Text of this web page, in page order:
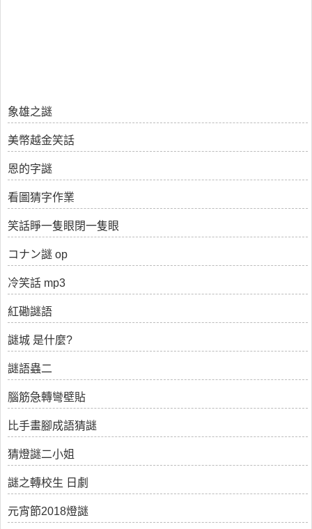
象雄之謎
美幣越金笑話
恩的字謎
看圖猜字作業
笑話睜一隻眼閉一隻眼
コナン謎 op
冷笑話 mp3
紅磡謎語
謎城 是什麼?
謎語蟲二
腦筋急轉彎壁貼
比手畫腳成語猜謎
猜燈謎二小姐
謎之轉校生 日劇
元宵節2018燈謎